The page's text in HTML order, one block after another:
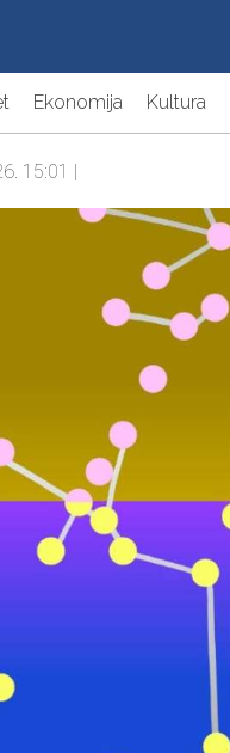
Ekonomija Kultura
15:01 |